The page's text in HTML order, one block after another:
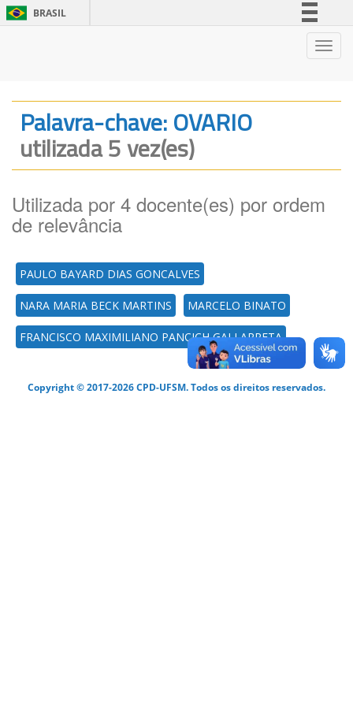
BRASIL
Legislação
Palavra-chave: OVARIO
utilizada 5 vez(es)
Utilizada por 4 docente(es) por ordem
de relevância
PAULO BAYARD DIAS GONCALVES
NARA MARIA BECK MARTINS MARCELO BINATO
FRANCISCO MAXIMILIANO PANCICH GALLARRETA
Copyright © 2017-2026 CPD-UFSM. Todos os direitos reservados.